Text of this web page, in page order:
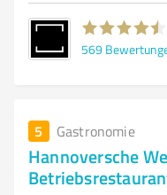
569
5 Gastronomie
Hannoversche